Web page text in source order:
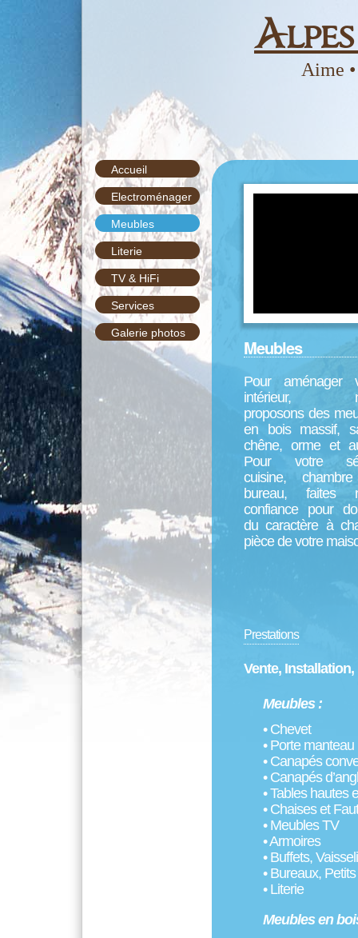
Aime
Meubles
Pour aménager
intérieur,
proposons des
en bois massif,
chêne, orme et
Pour votre
cuisine,
bureau, faites
confiance pour
du caractère à
pièce de votre
Prestations
Vente,
Meubles :
• Chevet
• Porte manteau
• Canapés
• Canapés
• Tables hautes
• Chaises et
• Meubles TV
• Armoires
• Buffets,
• Bureaux,
• Literie
Meubles en
Accueil
Electroménager
Meubles
Literie
TV & HiFi
Services
Galerie photos